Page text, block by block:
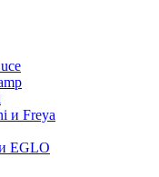
и Freya
EGLO